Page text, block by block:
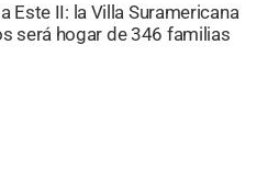
Este II: la Villa Suramericana
será hogar de 346 familias